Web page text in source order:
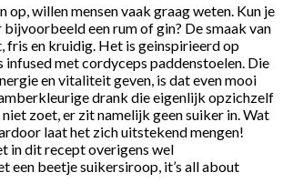
op, willen mensen vaak graag weten. Kun je
een rum of gin? De smaak van
fris en kruidig. Het is geinspirieerd op
infused met cordyceps paddenstoelen. Die
en vitaliteit geven, is dat even mooi
drank die eigenlijk opzichzelf
zoet, er zit namelijk geen suiker in. Wat
laat het zich uitstekend mengen!
in dit recept overigens wel
een beetje suikersiroop, it’s all about